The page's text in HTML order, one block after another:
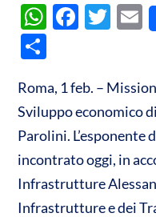
W
s
A
p
p
F
b
o
o
k
T
er
E
n
di
vi
di
Roma, 1 feb. –
Sviluppo economico
Parolini. L’esponente
incontrato oggi, in
Infrastrutture
Infrastrutture e dei